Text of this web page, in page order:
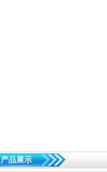
产品展示